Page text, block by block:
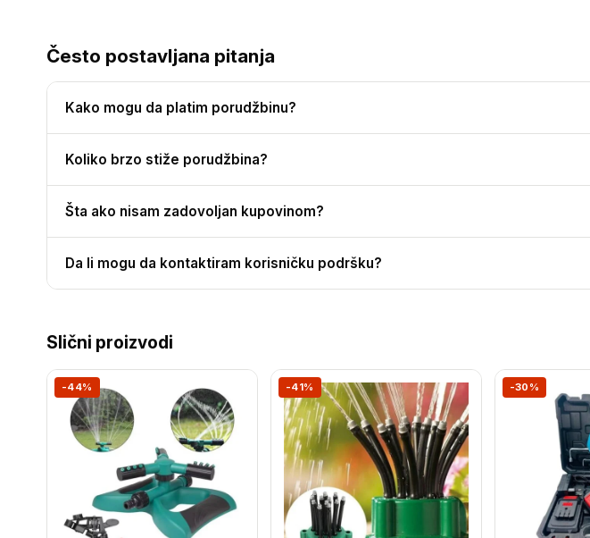
Često postavljana pitanja
Kako mogu da platim porudžbinu?
Koliko brzo stiže porudžbina?
Šta ako nisam zadovoljan kupovinom?
Da li mogu da kontaktiram korisničku podršku?
Slični proizvodi
-44% -41% -30%